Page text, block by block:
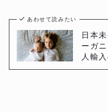
あわせて読みたい
日本
ーガ
人輸